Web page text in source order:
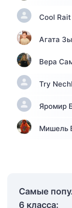
Cool Rait
Агата
Вера
Try
Яромир
Мишель
Самые
6 класса: